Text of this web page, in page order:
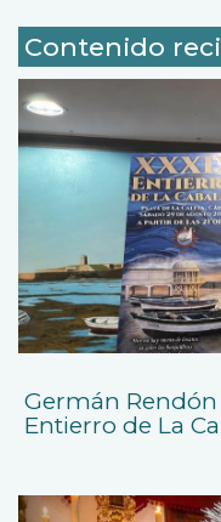
Contenido
Germán
Entierro de La